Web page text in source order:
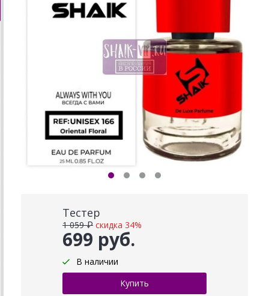
Тестер
699 руб.
1 059 ₽ скидка 34%
В наличии